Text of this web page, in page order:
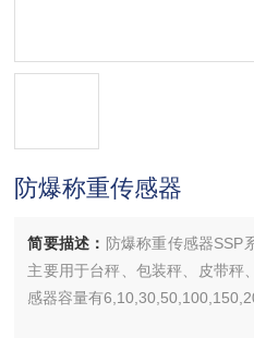
防爆称重传感器
简要描述： 防爆称重传感器SSP
主要用于台秤、包装秤、皮带秤
感器容量有